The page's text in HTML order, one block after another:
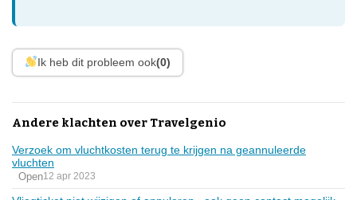
Ik heb dit probleem ook(0)
Andere klachten over Travelgenio
Verzoek om vluchtkosten terug te krijgen na geannuleerde
vluchten
Open12 apr 2023